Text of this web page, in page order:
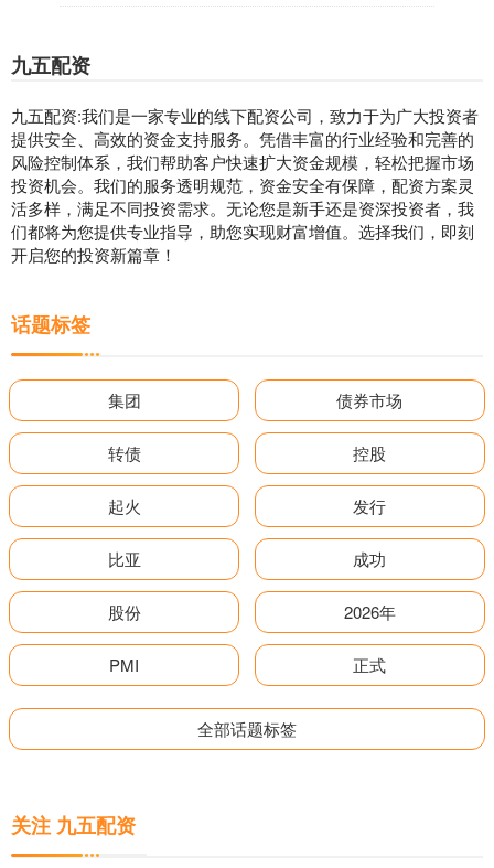
九五配资
九五配资:我们是一家专业的线下配资公司，致力于为广大投资者
提供安全、高效的资金支持服务。凭借丰富的行业经验和完善的
风险控制体系，我们帮助客户快速扩大资金规模，轻松把握市场
投资机会。我们的服务透明规范，资金安全有保障，配资方案灵
活多样，满足不同投资需求。无论您是新手还是资深投资者，我
们都将为您提供专业指导，助您实现财富增值。选择我们，即刻
开启您的投资新篇章！
话题标签
集团 债券市场
转债 控股
起火 发行
比亚 成功
股份 2026年
PMI 正式
全部话题标签
关注 九五配资